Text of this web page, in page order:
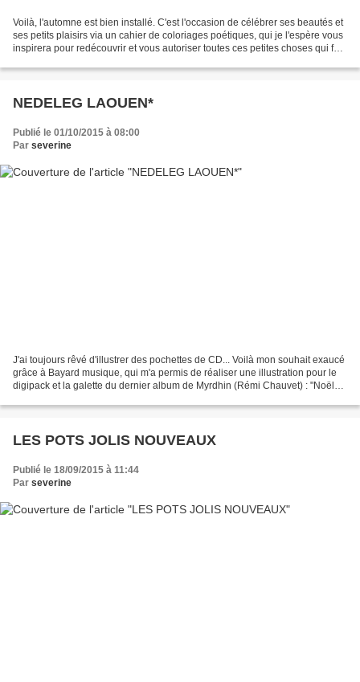
Voilà, l'automne est bien installé. C'est l'occasion de célébrer ses beautés et
ses petits plaisirs via un cahier de coloriages poétiques, qui je l'espère vous
inspirera pour redécouvrir et vous autoriser toutes ces petites choses qui font
NEDELEG LAOUEN*
Publié le 01/10/2015 à 08:00
Par severine
J'ai toujours rêvé d'illustrer des pochettes de CD... Voilà mon souhait exaucé
grâce à Bayard musique, qui m'a permis de réaliser une illustration pour le
digipack et la galette du dernier album de Myrdhin (Rémi Chauvet) : "Noël
LES POTS JOLIS NOUVEAUX
Publié le 18/09/2015 à 11:44
Par severine